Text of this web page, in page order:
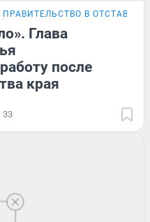
В ОТСТАВКУ
Глава
после
края
33